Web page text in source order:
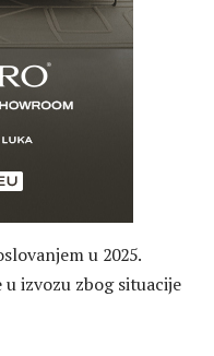
u 2025.
izvozu zbog situacije